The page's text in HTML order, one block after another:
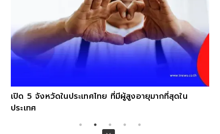
เปิด 5 จังหวัดในประเทศไทย ที่มีผู้สูงอายุมากที่สุดใน
ประเทศ